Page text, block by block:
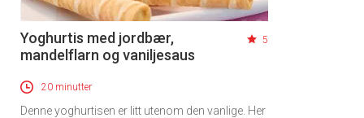
Yoghurtis med jordbær,
mandelflarn og vaniljesaus
5
20 minutter
Denne yoghurtisen er litt utenom den vanlige. Her